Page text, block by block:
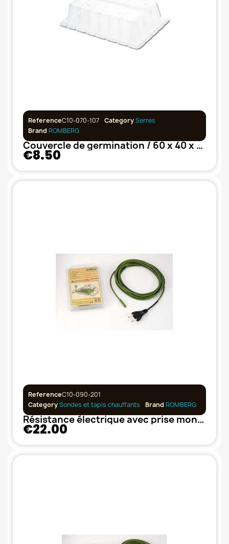
ReferenceC10-070-107 CategorySerres
Brand ROMBERG
Couvercle de germination / 60 x 40 x 6 cm
€8.50
ReferenceC10-090-201
CategorySondes et tapis chauffants Brand ROMBERG
Résistance électrique avec prise montée 3.5 m / 14.5 W ROMBERG
€22.00